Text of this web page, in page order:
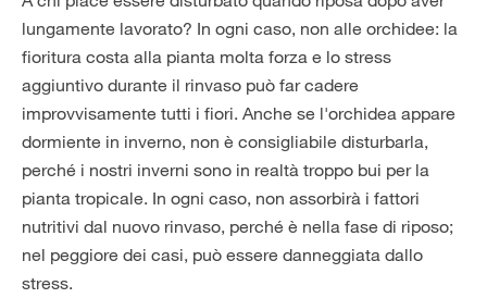
lungamente lavorato? In ogni caso, non alle orchidee: la
fioritura costa alla pianta molta forza e lo stress
aggiuntivo durante il rinvaso può far cadere
improvvisamente tutti i fiori. Anche se l'orchidea appare
dormiente in inverno, non è consigliabile disturbarla,
perché i nostri inverni sono in realtà troppo bui per la
pianta tropicale. In ogni caso, non assorbirà i fattori
nutritivi dal nuovo rinvaso, perché è nella fase di riposo;
nel peggiore dei casi, può essere danneggiata dallo
stress.